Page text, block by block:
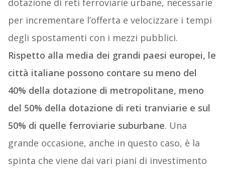
dotazione di reti ferroviarie urbane, necessarie
per incrementare l’offerta e velocizzare i tempi
degli spostamenti con i mezzi pubblici.
Rispetto alla media dei grandi paesi europei, le
città italiane possono contare su meno del
40% della dotazione di metropolitane, meno
del 50% della dotazione di reti tranviarie e sul
50% di quelle ferroviarie suburbane. Una
grande occasione, anche in questo caso, è la
spinta che viene dai vari piani di investimento